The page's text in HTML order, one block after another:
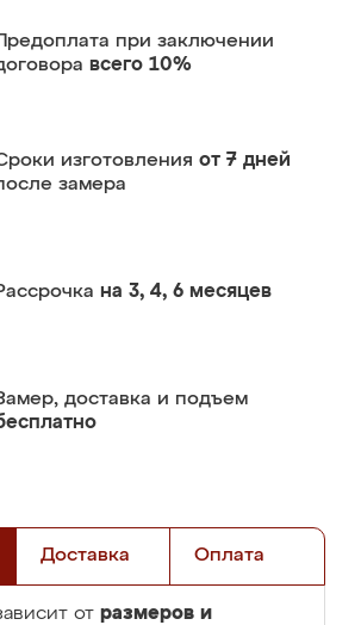
при заключении
всего 10%
изготовления от 7 дней
замера
на 3, 4, 6 месяцев
доставка и подъем
Доставка Оплата
от размеров и